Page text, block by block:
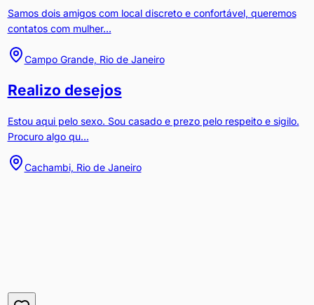
Samos dois amigos com local discreto e confortável, queremos
contatos com mulher...
Campo Grande, Rio de Janeiro
Realizo desejos
Estou aqui pelo sexo. Sou casado e prezo pelo respeito e sigilo.
Procuro algo qu...
Cachambi, Rio de Janeiro